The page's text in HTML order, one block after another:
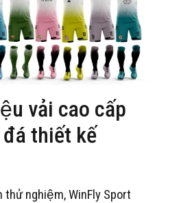
vải cao cấp
thiết kế
nghiệm, WinFly Sport